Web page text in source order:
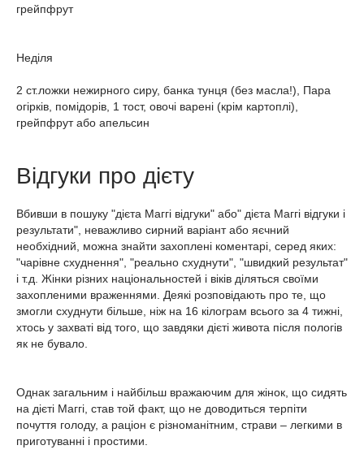
грейпфрут
Неділя
2 ст.ложки нежирного сиру, банка тунця (без масла!), Пара
огірків, помідорів, 1 тост, овочі варені (крім картоплі),
грейпфрут або апельсин
Відгуки про дієту
Вбивши в пошуку "дієта Маггі відгуки" або" дієта Маггі відгуки і
результати", неважливо сирний варіант або яєчний
необхідний, можна знайти захоплені коментарі, серед яких:
"чарівне схуднення", "реально схуднути", "швидкий результат"
і т.д. Жінки різних національностей і віків діляться своїми
захопленими враженнями. Деякі розповідають про те, що
змогли схуднути більше, ніж на 16 кілограм всього за 4 тижні,
хтось у захваті від того, що завдяки дієті живота після пологів
як не бувало.
Однак загальним і найбільш вражаючим для жінок, що сидять
на дієті Маггі, став той факт, що не доводиться терпіти
почуття голоду, а раціон є різноманітним, страви – легкими в
приготуванні і простими.